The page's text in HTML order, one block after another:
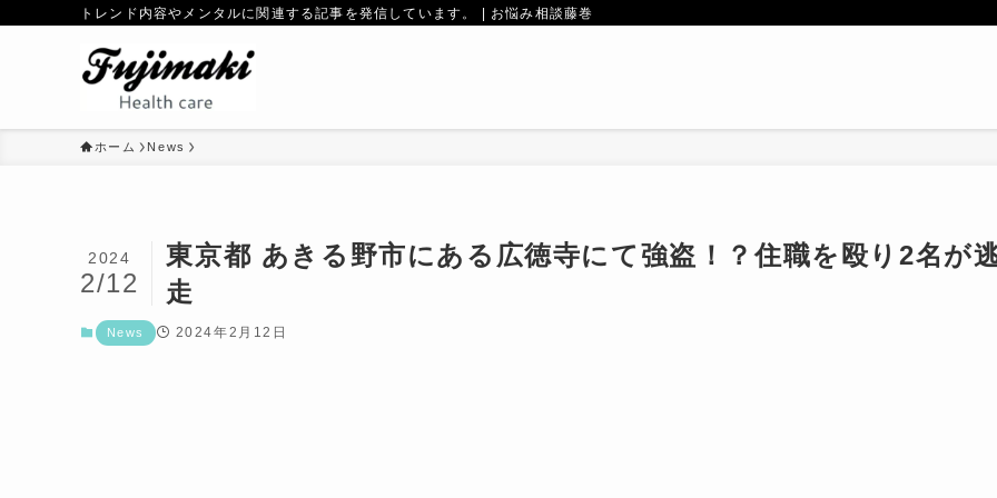
トレンド内容やメンタルに関連する記事を発信しています。 | お悩み相談藤巻
ホーム News
東京都 あきる野市にある広徳寺にて強盗！？住職を殴り2名が
走
2024
2/12
News 2024年2月12日